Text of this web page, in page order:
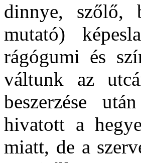
dinnye, szőlő,
mutató)
rágógumi és
váltunk az
beszerzése
hivatott a
miatt, de a